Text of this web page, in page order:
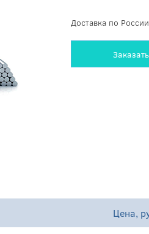
Доставка по
Заказать
Цена,